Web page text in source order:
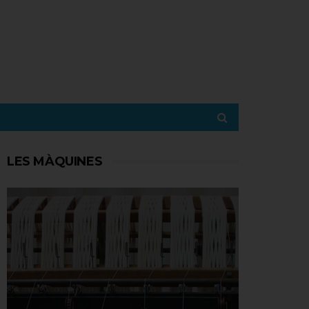
LES MÀQUINES